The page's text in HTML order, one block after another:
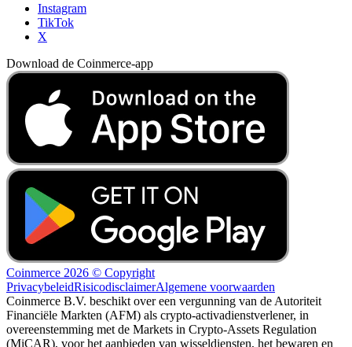
Instagram
TikTok
X
Download de Coinmerce-app
Coinmerce 2026 © Copyright
PrivacybeleidRisicodisclaimerAlgemene voorwaarden
Coinmerce B.V. beschikt over een vergunning van de Autoriteit
Financiële Markten (AFM) als crypto-activadienstverlener, in
overeenstemming met de Markets in Crypto-Assets Regulation
(MiCAR), voor het aanbieden van wisseldiensten, het bewaren en